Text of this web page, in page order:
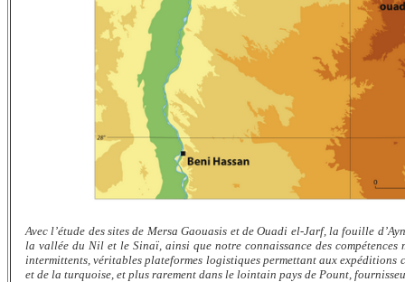
Avec l’étude des sites de Mersa Gaouasis et de Ouadi el-Jarf, la fouille
la vallée du Nil et le Sinaï, ainsi que notre connaissance des compétences
intermittents, véritables plateformes logistiques permettant aux expéditions
et de la turquoise, et plus rarement dans le lointain pays de Pount,